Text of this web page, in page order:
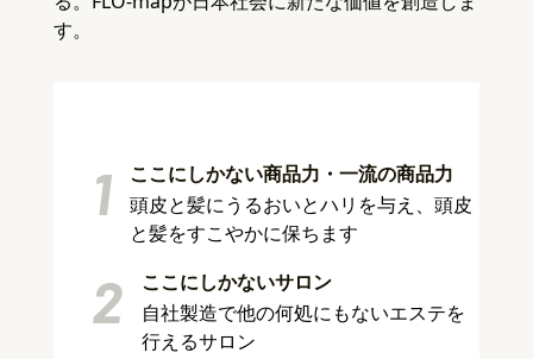
す。
1 ここにしかない商品力・一流の商品力
頭皮と髪にうるおいとハリを与え、頭皮
と髪をすこやかに保ちます
2 ここにしかないサロン
自社製造で他の何処にもないエステを
行えるサロン